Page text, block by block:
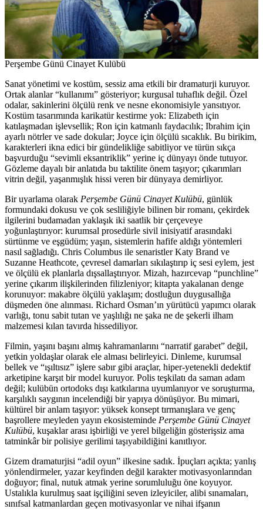
Perşembe Günü Cinayet Kulübü
Sanat yönetimi ve kostüm, sessiz ama etkili bir dramaturji kuruyor.
Ortak alanlar “kullanımı” gösteriyor; kurgusal tuhaflık değil. Özel
odalar, sakinlerini ölçülü renk ve nesne ekonomisiyle yansıtıyor.
Kostüm tasarımında karikatür kestirme yok: Elizabeth için
katılaşmadan işlevsellik; Ron için katmanlı faydacılık; Ibrahim için
ayarlı nötrler ve sade dokular; Joyce için ölçülü sıcaklık. Bu birikim,
karakterleri ikna edici bir gündelikliğe sabitliyor ve türün sıkça
başvurduğu “sevimli eksantriklik” yerine iç dünyayı önde tutuyor.
Gözleme dayalı bir anlatıda bu taktilite önem taşıyor; çıkarımları
vitrin değil, yaşanmışlık hissi veren bir dünyaya demirliyor.
Bir uyarlama olarak Perşembe Günü Cinayet Kulübü, günlük
formundaki dokusu ve çok sesliliğiyle bilinen bir romanı, çekirdek
ilgilerini budamadan yaklaşık iki saatlik bir çerçeveye
yoğunlaştırıyor: kurumsal prosedürle sivil inisiyatif arasındaki
sürtünme ve eşgüdüm; yaşın, sistemlerin hafife aldığı yöntemleri
nasıl sağladığı. Chris Columbus ile senaristler Katy Brand ve
Suzanne Heathcote, çevresel damarları sıkılaştırıp iç sesi eylem, jest
ve ölçülü ek planlarla dışsallaştırıyor. Mizah, hazırcevap “punchline”
yerine çıkarım ilişkilerinden filizleniyor; kitapta yakalanan denge
korunuyor: makabre ölçülü yaklaşım; dostluğun duygusallığa
düşmeden öne alınması. Richard Osman’ın yürütücü yapımcı olarak
varlığı, tonu sabit tutan ve yaşlılığı ne şaka ne de şekerli ilham
malzemesi kılan tavırda hissediliyor.
Filmin, yaşını başını almış kahramanlarını “narratif garabet” değil,
yetkin yoldaşlar olarak ele alması belirleyici. Dinleme, kurumsal
bellek ve “ışıltısız” işlere sabır gibi araçlar, hiper-yetenekli dedektif
arketipine karşıt bir model kuruyor. Polis teşkilatı da saman adam
değil; kulübün ortodoks dışı katkılarına uyumlanıyor ve soruşturma,
karşılıklı saygının incelendiği bir yapıya dönüşüyor. Bu mimari,
kültürel bir anlam taşıyor: yüksek konsept tırmanışlara ve genç
başrollere meyleden yayın ekosisteminde Perşembe Günü Cinayet
Kulübü, kuşaklar arası işbirliği ve yerel bilgeliğin gösterişsiz ama
tatminkâr bir polisiye gerilimi taşıyabildiğini kanıtlıyor.
Gizem dramaturjisi “adil oyun” ilkesine sadık. İpuçları açıkta; yanlış
yönlendirmeler, yazar keyfinden değil karakter motivasyonlarından
doğuyor; final, nutuk atmak yerine sorumluluğu öne koyuyor.
Ustalıkla kurulmuş saat işçiliğini seven izleyiciler, alibi sınamaları,
sınıfsal katmanlardan geçen motivasyonlar ve nihai ifşanın